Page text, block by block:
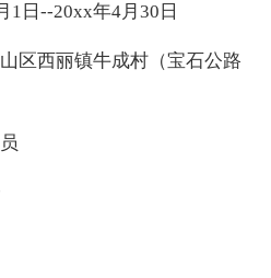
日--20xx年4月30日
西丽镇牛成村（宝石公路